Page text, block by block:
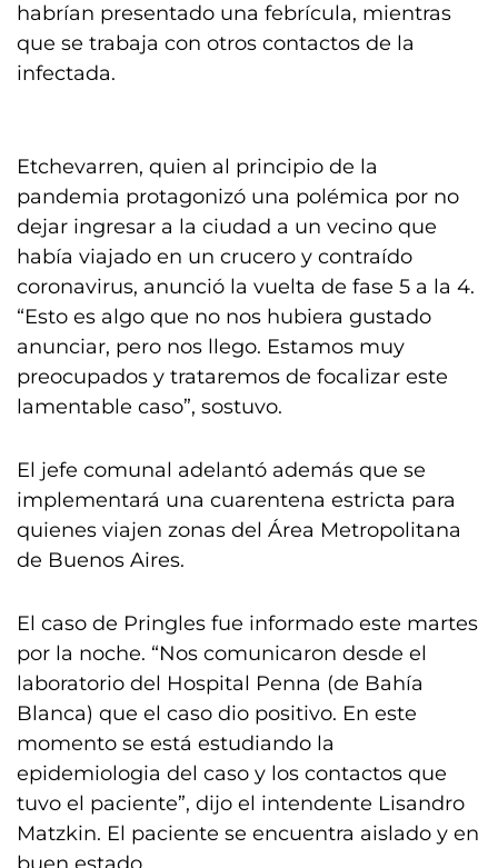
habrían presentado una febrícula, mientras
que se trabaja con otros contactos de la
infectada.
Etchevarren, quien al principio de la
pandemia protagonizó una polémica por no
dejar ingresar a la ciudad a un vecino que
había viajado en un crucero y contraído
coronavirus, anunció la vuelta de fase 5 a la 4.
“Esto es algo que no nos hubiera gustado
anunciar, pero nos llego. Estamos muy
preocupados y trataremos de focalizar este
lamentable caso”, sostuvo.
El jefe comunal adelantó además que se
implementará una cuarentena estricta para
quienes viajen zonas del Área Metropolitana
de Buenos Aires.
El caso de Pringles fue informado este martes
por la noche. “Nos comunicaron desde el
laboratorio del Hospital Penna (de Bahía
Blanca) que el caso dio positivo. En este
momento se está estudiando la
epidemiologia del caso y los contactos que
tuvo el paciente”, dijo el intendente Lisandro
Matzkin. El paciente se encuentra aislado y en